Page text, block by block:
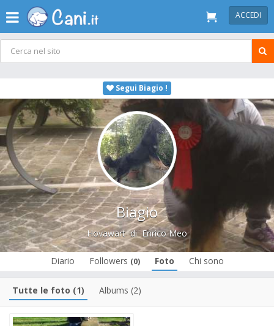
ACCEDI
Segui Biagio !
Biagio
HovawartdiEnrico Meo
Diario Followers (0) Foto Chi sono
Tutte le foto (1) Albums (2)